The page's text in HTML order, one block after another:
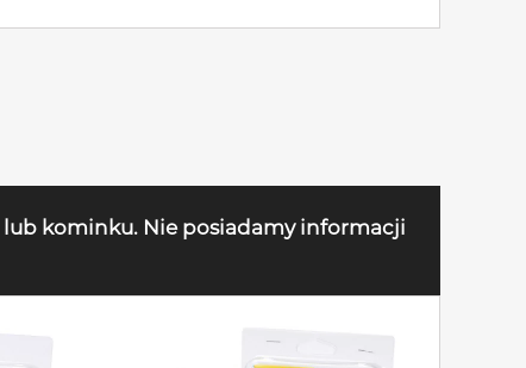
kominku. Nie posiadamy informacji